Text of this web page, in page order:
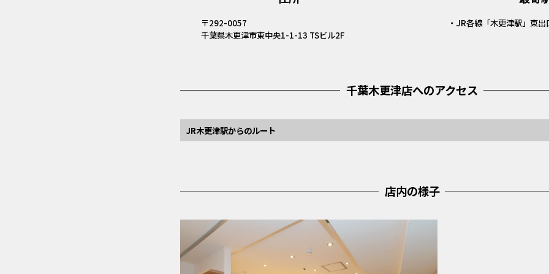
〒292-0057
千葉県木更津市東中央1-1-13 TSビル2F
・JR各線「木更津駅」東出
千葉木更津店へのアクセス
JR木更津駅からのルート
店内の様子